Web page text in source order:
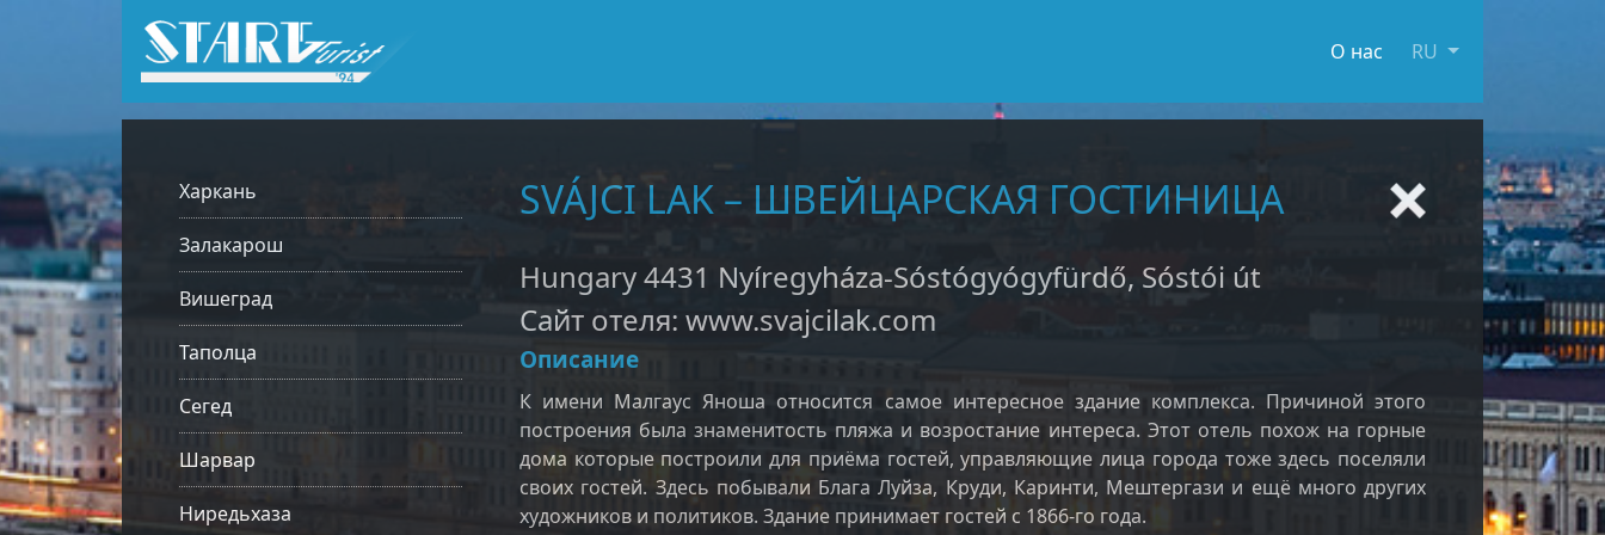
О нас RU
Харкань
Залакарош
Вишеград
Таполца
Сегед
Шарвар
Ниредьхаза
SVÁJCI LAK – ШВЕЙЦАРСКАЯ ГОСТИНИЦА
Нungary 4431 Nyíregyháza-Sóstógyógyfürdő, Sóstói út
Сайт отеля: www.svajcilak.com
Описание
К имени Малгаус Яноша относится самое интересное здание комплекса. Причиной этого
построения была знаменитость пляжа и возростание интереса. Этот отель похож на горные
дома которые построили для приёма гостей, управляющие лица города тоже здесь поселяли
своих гостей. Здесь побывали Блага Луйза, Круди, Каринти, Мештергази и ещё много других
художников и политиков. Здание принимает гостей с 1866-го года.